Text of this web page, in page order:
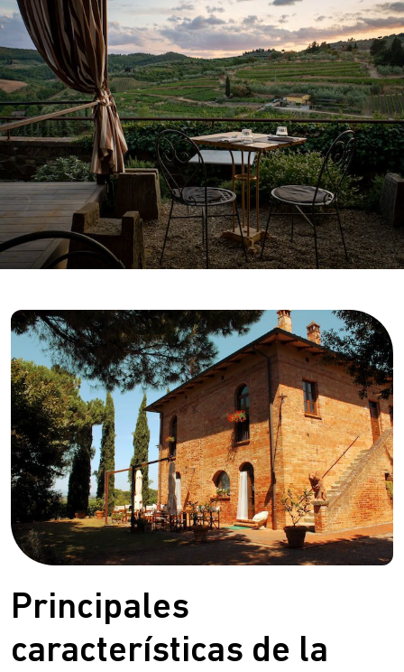
Principales
características de la